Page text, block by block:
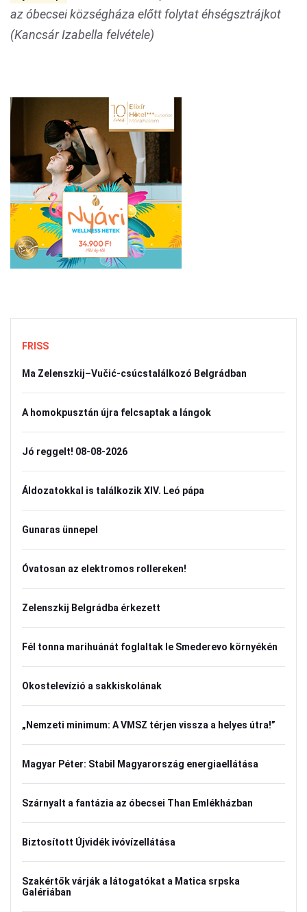
az óbecsei községháza előtt folytat éhségsztrájkot
(Kancsár Izabella felvétele)
FRISS
Ma Zelenszkij–Vučić-csúcstalálkozó Belgrádban
A homokpusztán újra felcsaptak a lángok
Jó reggelt! 08-08-2026
Áldozatokkal is találkozik XIV. Leó pápa
Gunaras ünnepel
Óvatosan az elektromos rollereken!
Zelenszkij Belgrádba érkezett
Fél tonna marihuánát foglaltak le Smederevo környékén
Okostelevízió a sakkiskolának
„Nemzeti minimum: A VMSZ térjen vissza a helyes útra!”
Magyar Péter: Stabil Magyarország energiaellátása
Szárnyalt a fantázia az óbecsei Than Emlékházban
Biztosított Újvidék ivóvízellátása
Szakértők várják a látogatókat a Matica srpska
Galériában